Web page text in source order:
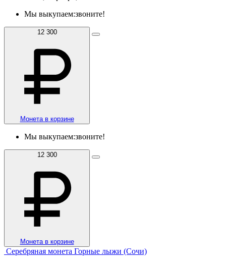
Мы выкупаем:звоните!
12 300
Монета в корзине
Мы выкупаем:звоните!
12 300
Монета в корзине
Серебряная монета Горные лыжи (Сочи)